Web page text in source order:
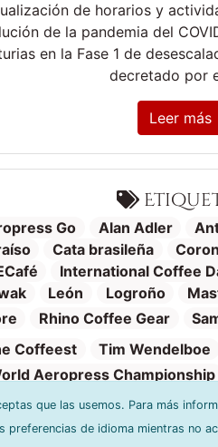
de horarios y
de la pandemia del
en la Fase 1 de
decretado por
Leer más
Go Alan Adler
Cata brasileña
International Coffee
León Logroño
Rhino Coffee Gear
Coffeest Tim Wendelboe
Aeropress Championship
Cŕeditos y software
que las usemos. Para más
de idioma mientras no